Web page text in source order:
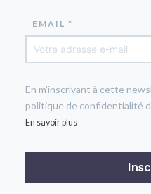
EMAIL *
En m'inscrivant à cette
politique de confidentialité
En savoir plus